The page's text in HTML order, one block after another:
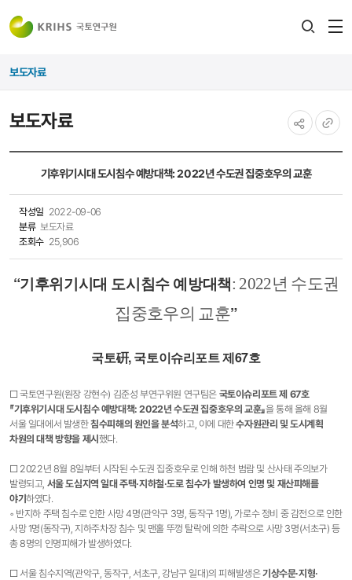
보도자료
보도자료
기후위기시대 도시침수 예방대책: 2022년 수도권 집중호우의 교훈
작성일 2022-09-06
분류 보도자료
조회수 25,906
“기후위기시대 도시침수 예방대책: 2022년 수도권
집중호우의 교훈”
국토硏, 국토이슈리포트 제67호
□ 국토연구원(원장 강현수) 김준성 부연구위원 연구팀은 국토이슈리포트 제 67호
『기후위기시대 도시침수 예방대책: 2022년 수도권 집중호우의 교훈』을 통해 올해 8월
서울 일대에서 발생한침수피해의 원인을 분석하고, 이에 대한수자원관리 및 도시계획
차원의 대책 방향을 제시 했다.
□ 2022년 8월 8일부터 시작된 수도권 집중호우로 인해 하천 범람 및 산사태 주의보가
발령되고, 서울 도심지역 일대 주택·지하철·도로 침수가 발생하여 인명 및 재산피해를
야기하였다.
◦ 반지하 주택 침수로 인한 사망 4명(관악구 3명, 동작구 1명), 가로수 정비 중 감전으로 인한
사망 1명(동작구), 지하주차장 침수 및 맨홀 뚜껑 탈락에 의한 추락으로 사망 3명(서초구) 등
총 8명의 인명피해가 발생하였다.
□ 서울 침수지역(관악구, 동작구, 서초구, 강남구 일대)의 피해발생은기상수문·지형·